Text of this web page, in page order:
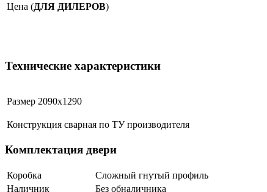
Цена (ДЛЯ ДИЛЕРОВ)
Технические характеристики
Размер 2090х1290
Конструкция сварная по ТУ производителя
Комплектация двери
Коробка
Сложный гнутый профиль
Наличник
Без обналичника